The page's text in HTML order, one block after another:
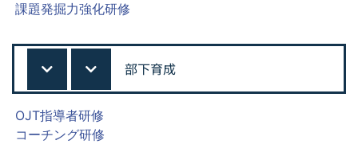
課題発掘力強化研修
部下育成
OJT指導者研修
コーチング研修